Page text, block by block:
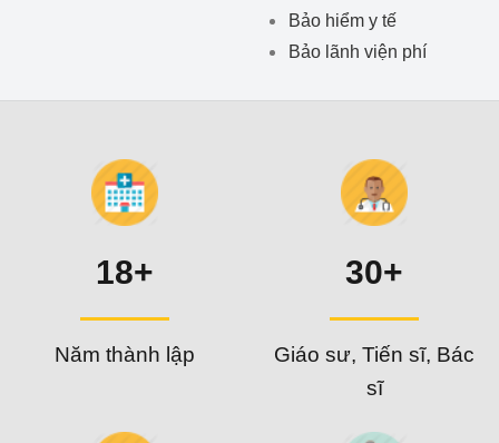
Bảo hiểm y tế
Bảo lãnh viện phí
18+
Năm thành lập
30+
Giáo sư, Tiến sĩ, Bác
sĩ